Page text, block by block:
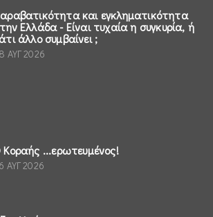
και εγκληματικότητα
Ελλάδα - Είναι τυχαία η συγκυρία, ή
άλλο συμβαίνει ;
ΑΥΓ 2026
Κοραής ...ερωτευμένος!
ΑΥΓ 2026